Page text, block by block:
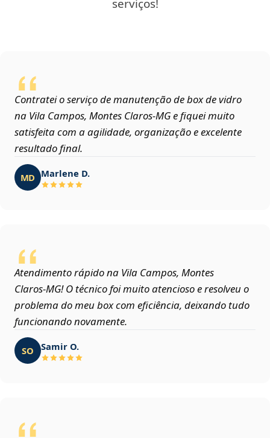
serviços!
Contratei o serviço de manutenção de box de vidro
na Vila Campos, Montes Claros‑MG e fiquei muito
satisfeita com a agilidade, organização e excelente
resultado final.
MD Marlene D.
Atendimento rápido na Vila Campos, Montes
Claros‑MG! O técnico foi muito atencioso e resolveu o
problema do meu box com eficiência, deixando tudo
funcionando novamente.
SO Samir O.